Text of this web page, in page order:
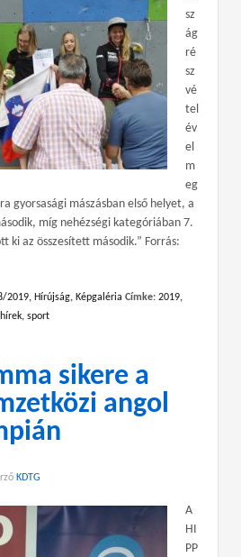
sz
ág
ré
sz
vé
tel
év
el
m
eg
gyorsasági mászásban első helyet, a
míg nehézségi kategóriában 7.
ki az összesített második.” Forrás:
2019, Hírújság, Képgaléria Címke: 2019,
hírek, sport
sikere a
angol
KDTG
A
HI
PP